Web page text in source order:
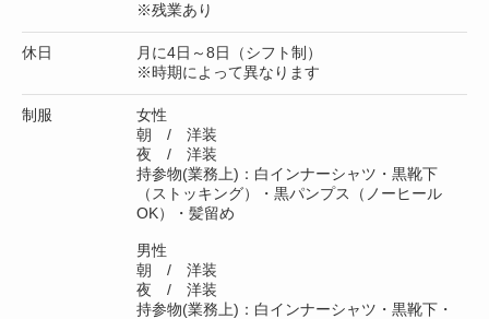
※残業あり
休日
月に4日～8日（シフト制）
※時期によって異なります
制服
女性
朝 / 洋装
夜 / 洋装
持参物(業務上)：白インナーシャツ・黒靴下
（ストッキング）・黒パンプス（ノーヒール
OK）・髪留め
男性
朝 / 洋装
夜 / 洋装
持参物(業務上)：白インナーシャツ・黒靴下・